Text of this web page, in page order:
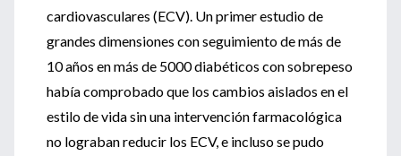
cardiovasculares (ECV). Un primer estudio de
grandes dimensiones con seguimiento de más de
10 años en más de 5000 diabéticos con sobrepeso
había comprobado que los cambios aislados en el
estilo de vida sin una intervención farmacológica
no lograban reducir los ECV, e incluso se pudo